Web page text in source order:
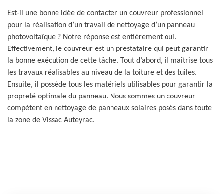
Est-il une bonne idée de contacter un couvreur professionnel
pour la réalisation d’un travail de nettoyage d’un panneau
photovoltaïque ? Notre réponse est entièrement oui.
Effectivement, le couvreur est un prestataire qui peut garantir
la bonne exécution de cette tâche. Tout d’abord, il maîtrise tous
les travaux réalisables au niveau de la toiture et des tuiles.
Ensuite, il possède tous les matériels utilisables pour garantir la
propreté optimale du panneau. Nous sommes un couvreur
compétent en nettoyage de panneaux solaires posés dans toute
la zone de Vissac Auteyrac.